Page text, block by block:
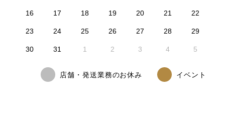
16 17 18 19 20 21 22
23 24 25 26 27 28 29
30 31 1 2 3 4 5
店舗・発送業務のお休み イベント